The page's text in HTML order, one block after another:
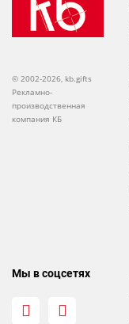
© 2002-2026, kb.gifts
Рекламно-
производственная
компания КБ
Мы в соцсетях